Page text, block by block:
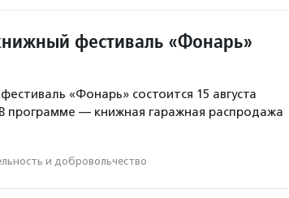
фестиваль «Фонарь»
«Фонарь» состоится 15 августа
программе — книжная гаражная распродажа
и доброволь­чест­во